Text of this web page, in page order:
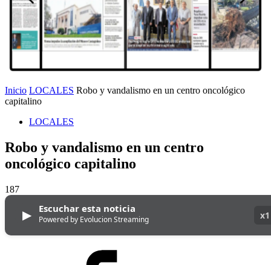
Inicio LOCALES Robo y vandalismo en un centro oncológico
capitalino
LOCALES
Robo y vandalismo en un centro
oncológico capitalino
187
▶
Escuchar esta noticia
Powered by Evolucion Streaming x1